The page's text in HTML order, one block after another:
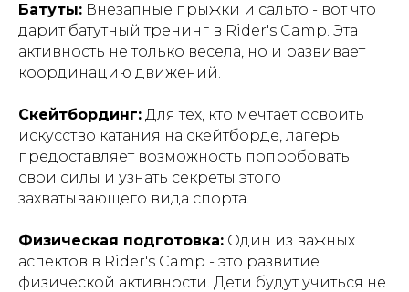
Батуты: Внезапные прыжки и сальто - вот что
дарит батутный тренинг в Rider's Camp. Эта
активность не только весела, но и развивает
координацию движений.
Скейтбординг: Для тех, кто мечтает освоить
искусство катания на скейтборде, лагерь
предоставляет возможность попробовать
свои силы и узнать секреты этого
захватывающего вида спорта.
Физическая подготовка: Один из важных
аспектов в Rider's Camp - это развитие
физической активности. Дети будут учиться не